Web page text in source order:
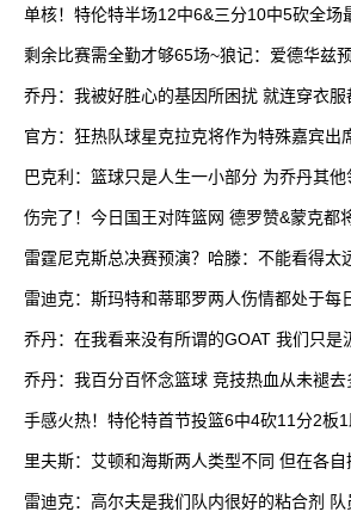
单核！特伦特半场12中6&三分10中5砍全场
剩余比赛需全勤才够65场~狼记：爱德华兹
乔丹：我被好胜心的基因所困扰 就连穿衣服
官方：狂热队球星克拉克将作为特殊嘉宾出
巴克利：篮球只是人生一小部分 为乔丹其他
伤完了！今日国王对阵篮网 德罗赞&蒙克都
雷霆尼克斯总决赛预演？哈滕：不能看得太
雷迪克：斯玛特和蒂耶罗两人伤情都处于每
乔丹：在我看来没有所谓的GOAT 我们只是
乔丹：我百分百怀念篮球 竞技热血从未褪去
手感火热！特伦特首节投篮6中4砍11分2板
里夫斯：艾顿和海斯两人类型不同 但在各自
雷迪克：高尔夫是我们队内很好的粘合剂